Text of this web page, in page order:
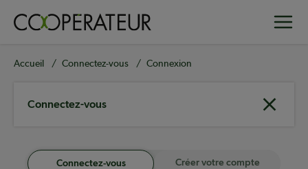
principal
Fil
Accueil Connectez-vous Connexion
Connectez-vous
Connectez-vous Créer votre compte